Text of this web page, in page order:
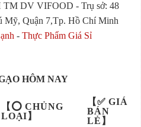
DV VIFOOD - Trụ sở: 48
Mỹ, Quận 7,Tp. Hồ Chí Minh
- Thực Phẩm Giá Sỉ
HÔM NAY
【⭕ CHỦNG
LOẠI】
【✅ GIÁ
BÁN
LẺ】